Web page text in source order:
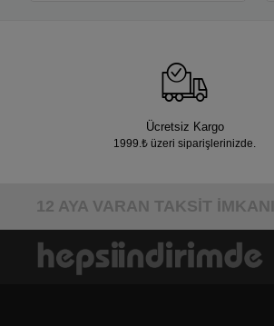
Ücretsiz Kargo
1999.₺ üzeri siparişlerinizde.
12 AYA VARAN TAKSİT İMKANI